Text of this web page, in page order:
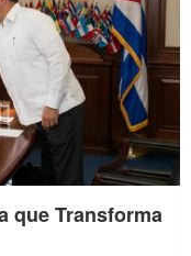
que Transforma